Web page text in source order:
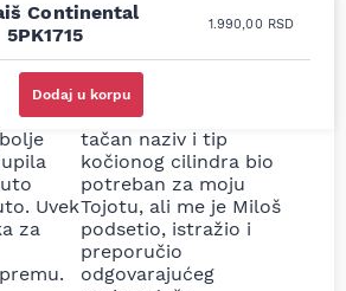
Continental
5PK1715
1.990,00 RSD
Dodaj u korpu
delova
Uvek
za
Odlična usluga i
ljubazni prodavci.
Nisam bio siguran koji je
tačan naziv i tip
kočionog cilindra bio
potreban za moju
Tojotu, ali me je Miloš
podsetio, istražio i
preporučio
odgovarajućeg